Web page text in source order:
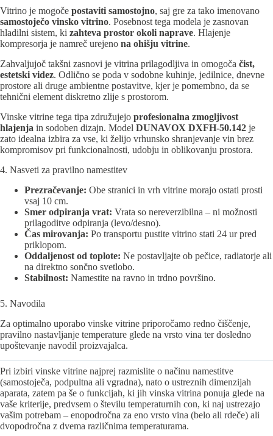
Vitrino je mogoče postaviti samostojno, saj gre za tako imenovano
samostoječo vinsko vitrino. Posebnost tega modela je zasnovan
hladilni sistem, ki zahteva prostor okoli naprave. Hlajenje
kompresorja je namreč urejeno na ohišju vitrine.
Zahvaljujoč takšni zasnovi je vitrina prilagodljiva in omogoča čist,
estetski videz. Odlično se poda v sodobne kuhinje, jedilnice, dnevne
prostore ali druge ambientne postavitve, kjer je pomembno, da se
tehnični element diskretno zlije s prostorom.
Vinske vitrine tega tipa združujejo profesionalna zmogljivost
hlajenja in sodoben dizajn. Model DUNAVOX DXFH-50.142 je
zato idealna izbira za vse, ki želijo vrhunsko shranjevanje vin brez
kompromisov pri funkcionalnosti, udobju in oblikovanju prostora.
4. Nasveti za pravilno namestitev
Prezračevanje: Obe stranici in vrh vitrine morajo ostati prosti
vsaj 10 cm.
Smer odpiranja vrat: Vrata so nereverzibilna – ni možnosti
prilagoditve odpiranja (levo/desno).
Čas mirovanja: Po transportu pustite vitrino stati 24 ur pred
priklopom.
Oddaljenost od toplote: Ne postavljajte ob pečice, radiatorje ali
na direktno sončno svetlobo.
Stabilnost: Namestite na ravno in trdno površino.
5. Navodila
Za optimalno uporabo vinske vitrine priporočamo redno čiščenje,
pravilno nastavljanje temperature glede na vrsto vina ter dosledno
upoštevanje navodil proizvajalca.
Pri izbiri vinske vitrine najprej razmislite o načinu namestitve
(samostoječa, podpultna ali vgradna), nato o ustreznih dimenzijah
aparata, zatem pa še o funkcijah, ki jih vinska vitrina ponuja glede na
vaše kriterije, predvsem o številu temperaturnih con, ki naj ustrezajo
vašim potrebam – enopodročna za eno vrsto vina (belo ali rdeče) ali
dvopodročna z dvema različnima temperaturama.